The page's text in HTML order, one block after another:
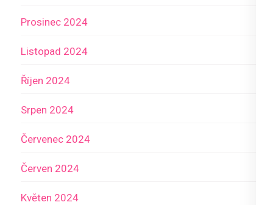
Prosinec 2024
Listopad 2024
Říjen 2024
Srpen 2024
Červenec 2024
Červen 2024
Květen 2024